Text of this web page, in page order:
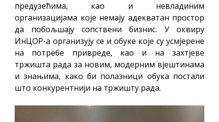
предузећима, као и невладиним
организацијама које немају адекватан простор
да побољшају сопствени бизнис. У оквиру
ИнЦОР-а организују се и обуке које су усмјерене
на потребе привреде, као и на захтјеве
тржишта рада за новим, модерним вјештинама
и знањима, како би полазници обука постали
што конкурентнији на тржишту рада.